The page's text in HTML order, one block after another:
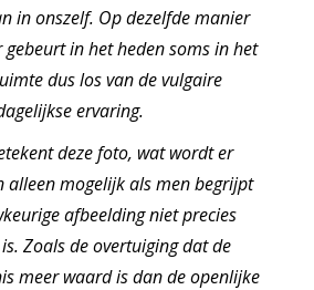
in onszelf. Op dezelfde manier
in het heden soms in het
dus los van de vulgaire
ervaring.
deze foto, wat wordt er
alleen mogelijk als men begrijpt
afbeelding niet precies
Zoals de overtuiging dat de
meer waard is dan de openlijke